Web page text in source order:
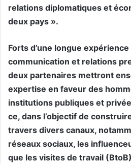
relations diplomatiques et
deux pays ».
Forts d’une longue
communication et relations
deux partenaires mettront
expertise en faveur des
institutions publiques et
ce, dans l’objectif de
travers divers canaux,
réseaux sociaux, les
que les visites de travail